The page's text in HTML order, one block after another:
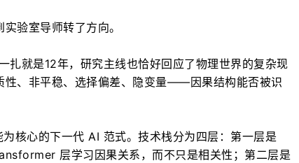
验室导师转了方向。
扎就是12年，研究主线也恰好回应了物理世界的复杂现
性、非平稳、选择偏差、隐变量——因果结构能否被识
核心的下一代 AI 范式。技术栈分为四层：第一层是
层学习因果关系，而不只是相关性；第二层是